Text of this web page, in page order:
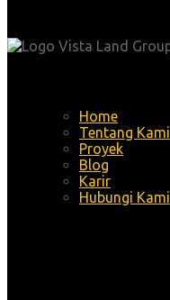
Home
Tentang Kami
Proyek
Blog
Karir
Hubungi Kami